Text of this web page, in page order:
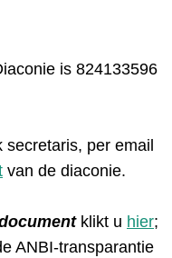
is 824133596
per email
van de diaconie.
klikt u hier;
ANBI-transparantie